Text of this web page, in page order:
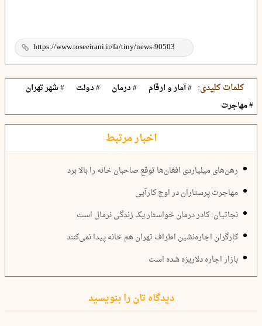
کلمات کلیدی: # آمار و ارقام # درمان # دولت
# شهر تهران
# مهاجرت
اخبار مرتبط
رهن‌های میلیاردی افغان‌ها توقع صاحبان خانه را بالا برد
مهاجرت پرستاران در اوج کارآیی
نجاتیان: کادر درمان خواستار یک زندگی نرمال است
کارگران اجاره‌نشین اطراف تهران هم خانه پیدا نمی‌کنند
بازار اجاره دلاریزه شده است
دیدگاه تان را بنویسید